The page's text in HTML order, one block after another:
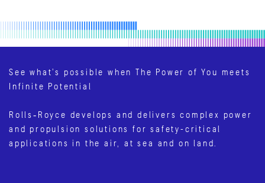
See what’s possible when The Power of You meets
Infinite Potential
Rolls‑Royce develops and delivers complex power
and propulsion solutions for safety-critical
applications in the air, at sea and on land.